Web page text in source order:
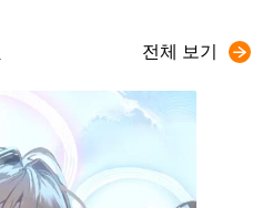
전체 보기